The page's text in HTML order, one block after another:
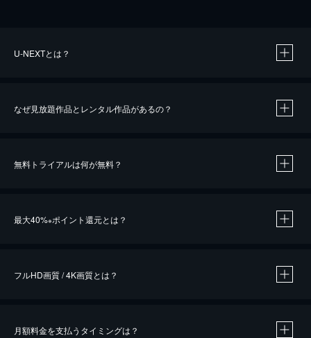
U-NEXTとは？
なぜ見放題作品とレンタル作品があるの？
無料トライアルは何が無料？
最大40%※ポイント還元とは？
※40％ポイント還元の対象は、クレジットカード決済による作品の購入 / レンタルです。
フルHD画質 / 4K画質とは？
月額料金を支払うタイミングは？